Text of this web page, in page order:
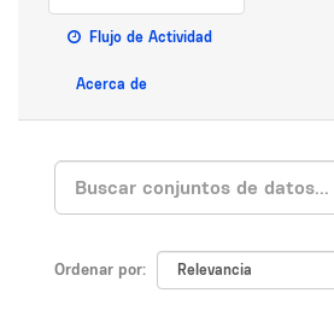
Flujo de Actividad
Acerca de
Ordenar por